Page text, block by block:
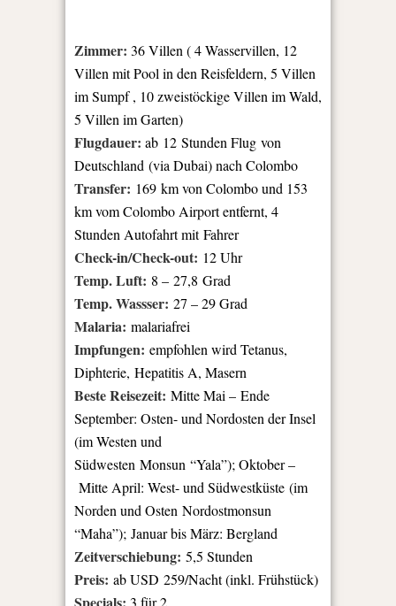
Zimmer: 36 Villen ( 4 Wasservillen, 12
Villen mit Pool in den Reisfeldern, 5 Villen
im Sumpf , 10 zweistöckige Villen im Wald,
5 Villen im Garten)
Flugdauer: ab 12 Stunden Flug von
Deutschland (via Dubai) nach Colombo
Transfer: 169 km von Colombo und 153
km vom Colombo Airport entfernt, 4
Stunden Autofahrt mit Fahrer
Check-in/Check-out: 12 Uhr
Temp. Luft: 8 – 27,8 Grad
Temp. Wassser: 27 – 29 Grad
Malaria: malariafrei
Impfungen: empfohlen wird Tetanus,
Diphterie, Hepatitis A, Masern
Beste Reisezeit: Mitte Mai – Ende
September: Osten- und Nordosten der Insel
(im Westen und
Südwesten Monsun “Yala”); Oktober –
Mitte April: West- und Südwestküste (im
Norden und Osten Nordostmonsun
“Maha”); Januar bis März: Bergland
Zeitverschiebung: 5,5 Stunden
Preis: ab USD 259/Nacht (inkl. Frühstück)
Specials: 3 für 2